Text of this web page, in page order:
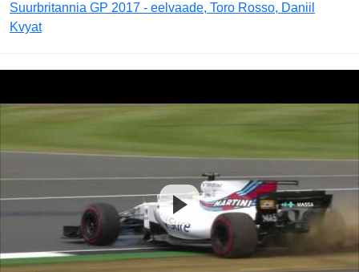
Suurbritannia GP 2017 - eelvaade, Toro Rosso, Daniil
Kvyat